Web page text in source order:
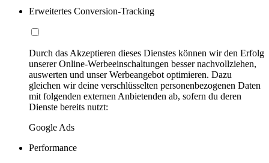
Erweitertes Conversion-Tracking
Durch das Akzeptieren dieses Dienstes können wir den Erfolg
unserer Online-Werbeeinschaltungen besser nachvollziehen,
auswerten und unser Werbeangebot optimieren. Dazu
gleichen wir deine verschlüsselten personenbezogenen Daten
mit folgenden externen Anbietenden ab, sofern du deren
Dienste bereits nutzt:
Google Ads
Performance